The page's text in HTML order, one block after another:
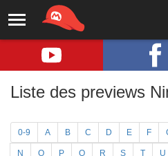
Liste des previews
0-9 A B C D E F
N O P Q R S T U